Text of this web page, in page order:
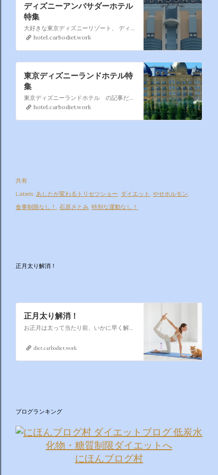
ディズニーアンバサダーホテル
特集
大好きな東京ディズニーリゾート、 ディズニーアンバサダーホテル もたまに 利用するのでこれもまとめページを作りました。 過去利用も含めて徐々に増やしていきます。
hotel.carbodiet.work
東京ディズニーランドホテル特
集
東京ディズニーランドホテル の記事だけ集めました。 東京ディズニーランドホテル は割と利用するので暫時記事を 追加していきますね。
hotel.carbodiet.work
共有
Labels: あしたが変わるトリセツショー ダイエット やせホルモン
食事制限なし！
石原さとみ 特別な運動なし！
正月太り解消！
正月太り解消！
お正月は太って当たり前、いかに早く解消するかそれが課題なのです
diet.carbodiet.work
ブログランキング
にほんブログ村